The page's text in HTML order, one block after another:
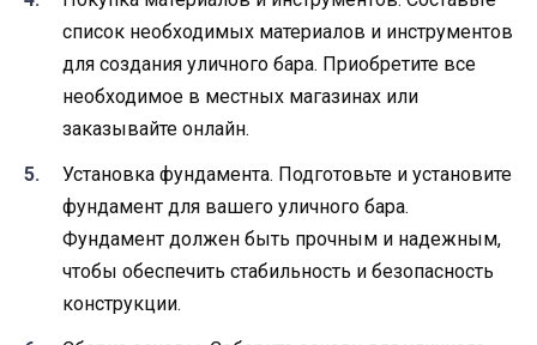
список необходимых материалов и инструментов
для создания уличного бара. Приобретите все
необходимое в местных магазинах или
заказывайте онлайн.
Установка фундамента. Подготовьте и установите
фундамент для вашего уличного бара.
Фундамент должен быть прочным и надежным,
чтобы обеспечить стабильность и безопасность
конструкции.